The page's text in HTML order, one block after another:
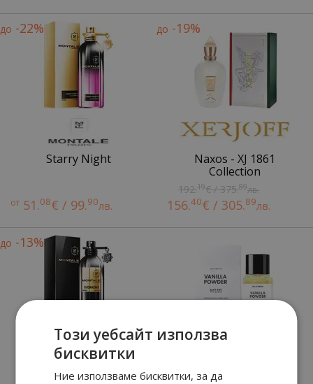
до -22%
Starry Night
от 51.08€ / 99.90лв.
до -19%
Naxos - XJ 1861
Collection
192.19€ / 375.89лв.
156.40€ / 305.89лв.
до -13%
Oudmazing Vanilla Powder
Този уебсайт използва
бисквитки
Ние използваме бисквитки, за да